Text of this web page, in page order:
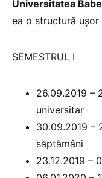
Universitatea
ea o structură
SEMESTRUL I
26.09.2019 –
universitar
30.09.2019 –
săptămâni
23.12.2019 –